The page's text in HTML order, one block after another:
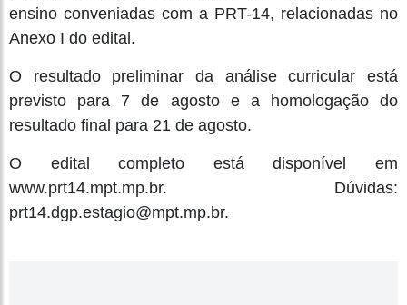
ensino conveniadas com a PRT-14, relacionadas no
Anexo I do edital.
O resultado preliminar da análise curricular está
previsto para 7 de agosto e a homologação do
resultado final para 21 de agosto.
O edital completo está disponível em
www.prt14.mpt.mp.br. Dúvidas:
prt14.dgp.estagio@mpt.mp.br.